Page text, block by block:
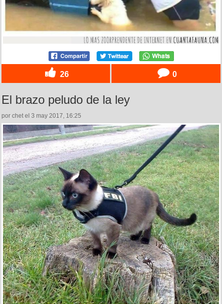
26 0
El brazo peludo de la ley
por chet el 3 may 2017, 16:25